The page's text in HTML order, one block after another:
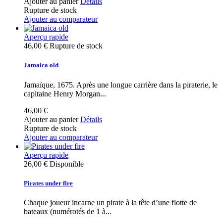
Rupture de stock
Ajouter au comparateur
Aperçu rapide
46,00 € Rupture de stock
Jamaica old
Jamaïque, 1675. Après une longue carrière dans la piraterie, le
capitaine Henry Morgan...
46,00 €
Ajouter au panier Détails
Rupture de stock
Ajouter au comparateur
Aperçu rapide
26,00 € Disponible
Pirates under fire
Chaque joueur incarne un pirate à la tête d’une flotte de
bateaux (numérotés de 1 à...